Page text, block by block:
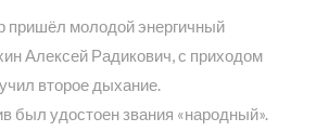
пришёл молодой энергичный
Алексей Радикович, с приходом
второе дыхание.
был удостоен звания «народный».